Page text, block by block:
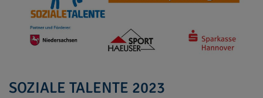
SOZIALE TALENTE 2023